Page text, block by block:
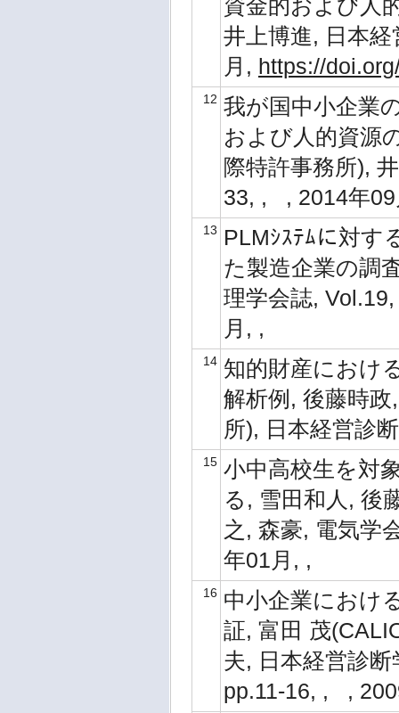
資金的および人
井上博進, 日本
月, https://
12 我が国中小企業
および人的資源
際特許事務所),
33, , , 2014年
13
PLMｼｽﾃﾑに対す
た製造企業の調
理学会誌,
月, ,
14 知的財産におけ
解析例, 後藤時
所), 日本経営診
15 小中高校生を対
る, 雪田和人, 後
之, 森豪, 電気学
年01月, ,
16 中小企業におけ
証, 富田 茂
夫, 日本経営診断
pp.11-16, , ,